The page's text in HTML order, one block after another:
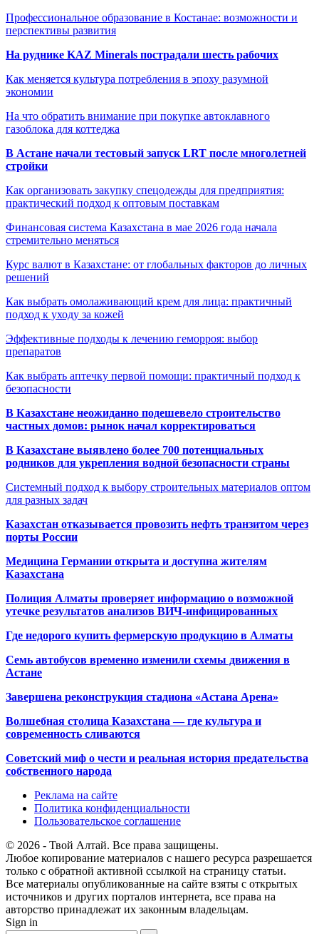
Профессиональное образование в Костанае: возможности и
перспективы развития
На руднике KAZ Minerals пострадали шесть рабочих
Как меняется культура потребления в эпоху разумной
экономии
На что обратить внимание при покупке автоклавного
газоблока для коттеджа
В Астане начали тестовый запуск LRT после многолетней
стройки
Как организовать закупку спецодежды для предприятия:
практический подход к оптовым поставкам
Финансовая система Казахстана в мае 2026 года начала
стремительно меняться
Курс валют в Казахстане: от глобальных факторов до личных
решений
Как выбрать омолаживающий крем для лица: практичный
подход к уходу за кожей
Эффективные подходы к лечению геморроя: выбор
препаратов
Как выбрать аптечку первой помощи: практичный подход к
безопасности
В Казахстане неожиданно подешевело строительство
частных домов: рынок начал корректироваться
В Казахстане выявлено более 700 потенциальных
родников для укрепления водной безопасности страны
Системный подход к выбору строительных материалов оптом
для разных задач
Казахстан отказывается провозить нефть транзитом через
порты России
Медицина Германии открыта и доступна жителям
Казахстана
Полиция Алматы проверяет информацию о возможной
утечке результатов анализов ВИЧ-инфицированных
Где недорого купить фермерскую продукцию в Алматы
Семь автобусов временно изменили схемы движения в
Астане
Завершена реконструкция стадиона «Астана Арена»
Волшебная столица Казахстана — где культура и
современность сливаются
Советский миф о чести и реальная история предательства
собственного народа
Реклама на сайте
Политика конфиденциальности
Пользовательское соглашение
© 2026 - Твой Алтай. Все права защищены.
Любое копирование материалов с нашего ресурса разрешается
только с обратной активной ссылкой на страницу статьи.
Все материалы опубликованные на сайте взяты с открытых
источников и других порталов интернета, все права на
авторство принадлежат их законным владельцам.
Sign in